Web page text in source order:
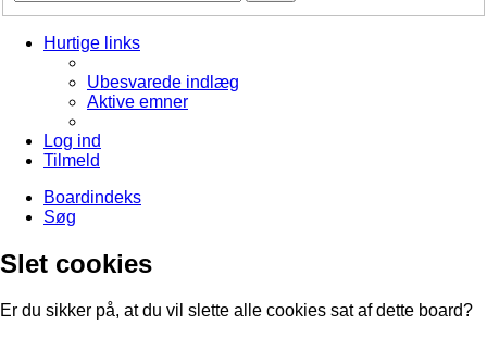
Hurtige links
Ubesvarede indlæg
Aktive emner
Log ind
Tilmeld
Boardindeks
Søg
Slet cookies
Er du sikker på, at du vil slette alle cookies sat af dette board?